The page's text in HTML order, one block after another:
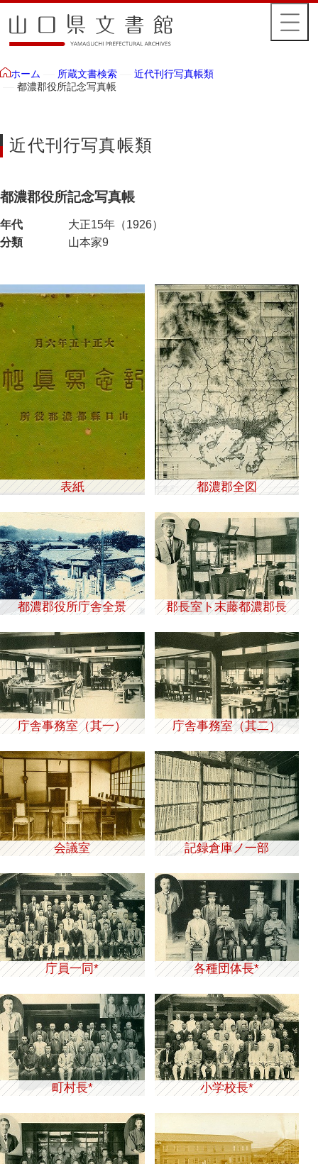
ホーム 所蔵文書検索
近代刊行写真帳類
都濃郡役所記念写真帳
近代刊行写真帳類
都濃郡役所記念写真帳
年代
大正15年（1926）
分類
山本家9
表紙 都濃郡全図
都濃郡役所庁舎全景 郡長室ト末藤都濃郡長
庁舎事務室（其一） 庁舎事務室（其二）
会議室 記録倉庫ノ一部
庁員一同* 各種団体長*
町村長* 小学校長*